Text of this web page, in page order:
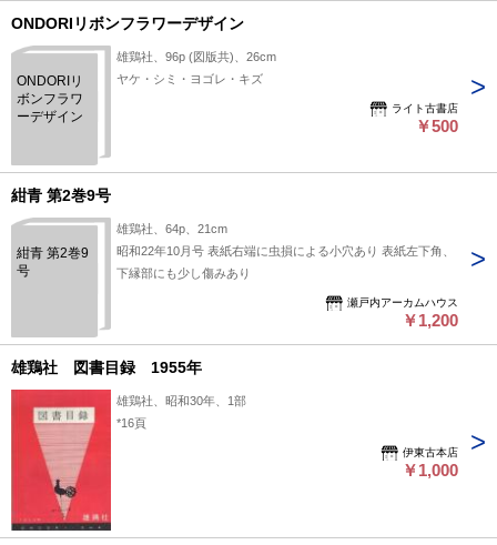
ONDORIリボンフラワーデザイン
ONDORIリ
ボンフラワ
ーデザイン
雄鶏社、96p (図版共)、26cm
ヤケ・シミ・ヨゴレ・キズ
ライト古書店
￥500
紺青 第2巻9号
紺青 第2巻9
号
雄鶏社、64p、21cm
昭和22年10月号 表紙右端に虫損による小穴あり 表紙左下角、
下縁部にも少し傷みあり
瀬戸内アーカムハウス
￥1,200
雄鶏社 図書目録 1955年
雄鶏社、昭和30年、1部
*16頁
伊東古本店
￥1,000